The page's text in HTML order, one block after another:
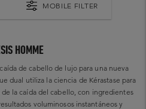
MOBILE FILTER
HOMME
de cabello de lujo para una nueva
dual utiliza la ciencia de Kérastase para
de la caída del cabello, con ingredientes
voluminosos instantáneos y